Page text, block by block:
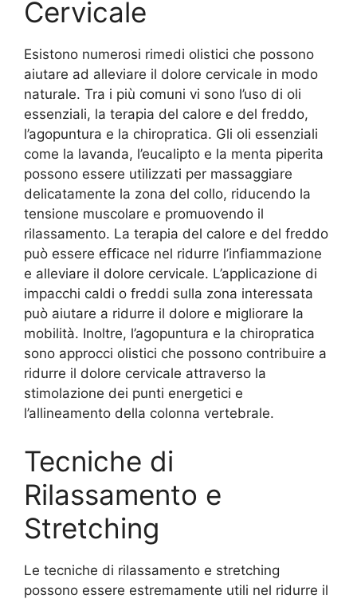
Cervicale
Esistono numerosi rimedi olistici che possono
aiutare ad alleviare il dolore cervicale in modo
naturale. Tra i più comuni vi sono l’uso di oli
essenziali, la terapia del calore e del freddo,
l’agopuntura e la chiropratica. Gli oli essenziali
come la lavanda, l’eucalipto e la menta piperita
possono essere utilizzati per massaggiare
delicatamente la zona del collo, riducendo la
tensione muscolare e promuovendo il
rilassamento. La terapia del calore e del freddo
può essere efficace nel ridurre l’infiammazione
e alleviare il dolore cervicale. L’applicazione di
impacchi caldi o freddi sulla zona interessata
può aiutare a ridurre il dolore e migliorare la
mobilità. Inoltre, l’agopuntura e la chiropratica
sono approcci olistici che possono contribuire a
ridurre il dolore cervicale attraverso la
stimolazione dei punti energetici e
l’allineamento della colonna vertebrale.
Tecniche di
Rilassamento e
Stretching
Le tecniche di rilassamento e stretching
possono essere estremamente utili nel ridurre il